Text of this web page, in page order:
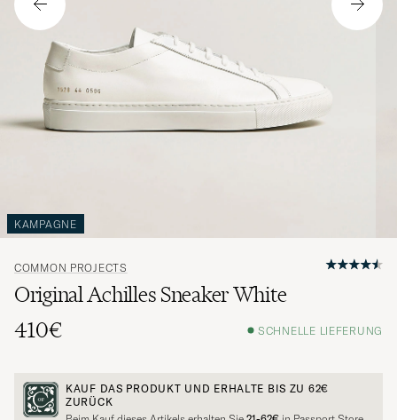
KAMPAGNE
COMMON PROJECTS
Original Achilles Sneaker White
410€
SCHNELLE LIEFERUNG
KAUF DAS PRODUKT UND ERHALTE BIS ZU 62€
ZURÜCK